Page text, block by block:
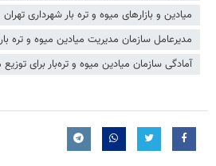
میادین و بازارهای میوه و تره بار شهرداری تهران
مدیرعامل سازمان مدیریت میادین میوه و تره
آمادگی سازمان میادین میوه و تره‌بار برای